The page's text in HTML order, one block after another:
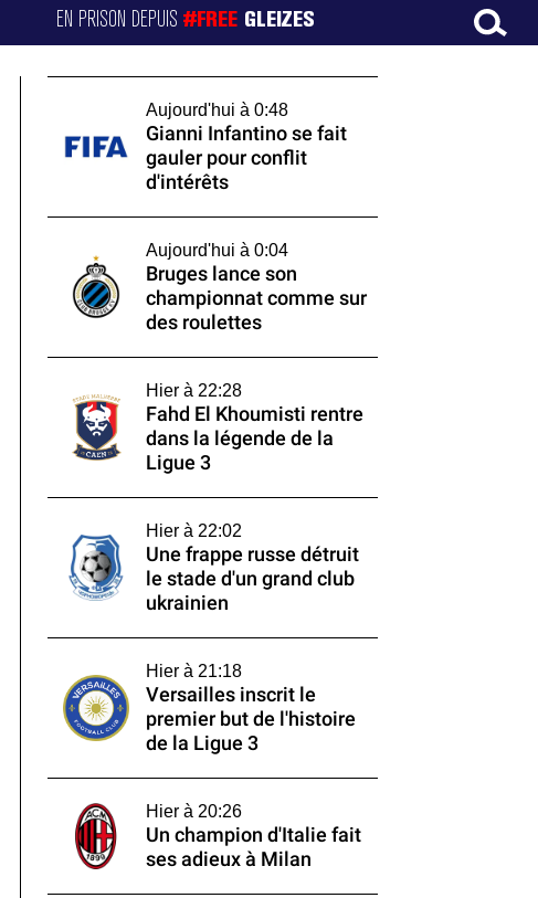
EN PRISON DEPUIS#FREE GLEIZES
Aujourd'hui à 0:48
Gianni Infantino se fait
gauler pour conflit
d'intérêts
Aujourd'hui à 0:04
Bruges lance son
championnat comme sur
des roulettes
Hier à 22:28
Fahd El Khoumisti rentre
dans la légende de la
Ligue 3
Hier à 22:02
Une frappe russe détruit
le stade d'un grand club
ukrainien
Hier à 21:18
Versailles inscrit le
premier but de l'histoire
de la Ligue 3
Hier à 20:26
Un champion d'Italie fait
ses adieux à Milan